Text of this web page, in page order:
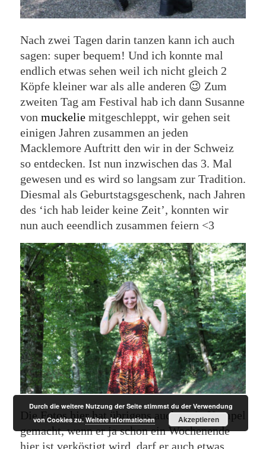
Nach zwei Tagen darin tanzen kann ich auch
sagen: super bequem! Und ich konnte mal
endlich etwas sehen weil ich nicht gleich 2
Köpfe kleiner war als alle anderen 😉 Zum
zweiten Tag am Festival hab ich dann Susanne
von muckeliemitgeschleppt, wir gehen seit
einigen Jahren zusammen an jeden
Macklemore Auftritt den wir in der Schweiz
so entdecken. Ist nun inzwischen das 3. Mal
gewesen und es wird so langsam zur Tradition.
Diesmal als Geburtstagsgeschenk, nach Jahren
des ‘ich hab leider keine Zeit’, konnten wir
nun auch eeendlich zusammen feiern <3
Die Fotos hier hat übrigens auch mein Kumpel
gemacht, wenn er ja schon ein Wochenende
hier ist verköstigt wird, darf er auch etwas
Durch die weitere Nutzung der Seite stimmst du der Verwendung
von Cookies zu.Weitere Informationen Akzeptieren